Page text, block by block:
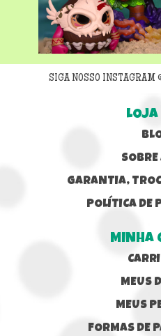
SIGA NOSSO INSTAGRAM
LOJA
SOBRE
GARANTIA,
POLÍTICA DE
MINHA
MEUS
MEUS
FORMAS DE